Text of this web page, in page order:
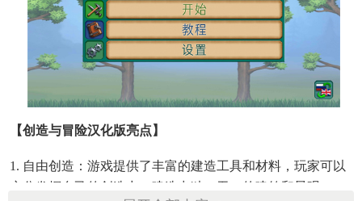
【创造与冒险汉化版亮点】
1. 自由创造：游戏提供了丰富的建造工具和材料，玩家可以
充分发挥自己的创造力，建造出独一无二的建筑和景观。